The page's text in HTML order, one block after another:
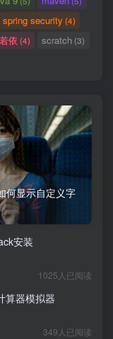
spring security (4)
若依 (4) scratch (3)
何显示自定义字
安装
1025人已阅读
算器模拟器
349人已阅读